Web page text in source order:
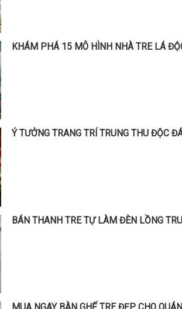
KHÁM PHÁ 15 MÔ HÌNH NHÀ TRE LÁ
Ý TƯỞNG TRANG TRÍ TRUNG THU ĐỘC
BÁN THANH TRE TỰ LÀM ĐÈN LỒNG